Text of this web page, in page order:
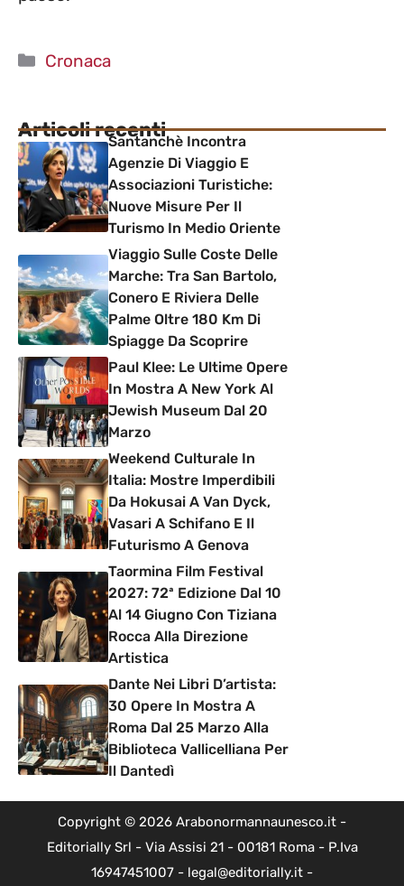
Categorie
Cronaca
Articoli recentiSantanchè Incontra
Agenzie Di Viaggio E
Associazioni Turistiche:
Nuove Misure Per Il
Turismo In Medio Oriente
Viaggio Sulle Coste Delle
Marche: Tra San Bartolo,
Conero E Riviera Delle
Palme Oltre 180 Km Di
Spiagge Da Scoprire
Paul Klee: Le Ultime Opere
In Mostra A New York Al
Jewish Museum Dal 20
Marzo
Weekend Culturale In
Italia: Mostre Imperdibili
Da Hokusai A Van Dyck,
Vasari A Schifano E Il
Futurismo A Genova
Taormina Film Festival
2027: 72ª Edizione Dal 10
Al 14 Giugno Con Tiziana
Rocca Alla Direzione
Artistica
Dante Nei Libri D’artista:
30 Opere In Mostra A
Roma Dal 25 Marzo Alla
Biblioteca Vallicelliana Per
Il Dantedì
Copyright © 2026 Arabonormannaunesco.it -
Editorially Srl - Via Assisi 21 - 00181 Roma - P.Iva
16947451007 - legal@editorially.it -